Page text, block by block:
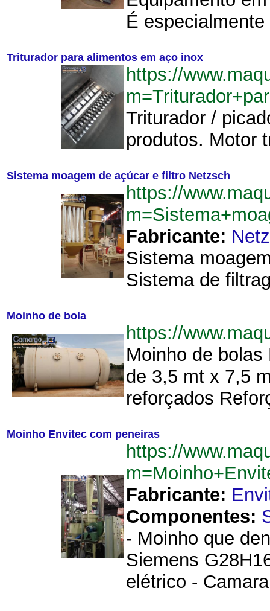
É
Triturador para alimentos em aço inox
https://
Triturador /
produtos. Motor
Sistema moagem de açúcar e filtro Netzsch
https://
Fabricante:
Sistema
Sistema de
Moinho de bola
https://
Moinho de
de 3,5 mt x 7,5
reforçados
Moinho Envitec com peneiras
https://
Fabricante:
Componentes:
- Moinho que
Siemens
elétrico -